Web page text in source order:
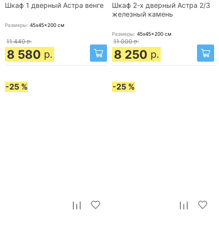
Шкаф 1 дверный Астра венге
Размеры: 45x45x200 см
11 440 р.
8 580 р.
Шкаф 2-х дверный Астра 2/3
железный камень
Размеры: 45x45x200 см
11 000 р.
8 250 р.
-25 % -25 %